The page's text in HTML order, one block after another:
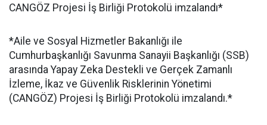
CANGÖZ Projesi İş Birliği Protokolü imzalandı*
*Aile ve Sosyal Hizmetler Bakanlığı ile
Cumhurbaşkanlığı Savunma Sanayii Başkanlığı (SSB)
arasında Yapay Zeka Destekli ve Gerçek Zamanlı
İzleme, İkaz ve Güvenlik Risklerinin Yönetimi
(CANGÖZ) Projesi İş Birliği Protokolü imzalandı.*